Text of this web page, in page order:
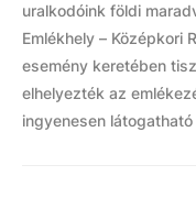
uralkodóink földi
Emlékhely – Középkori
esemény keretében
elhelyezték az
ingyenesen